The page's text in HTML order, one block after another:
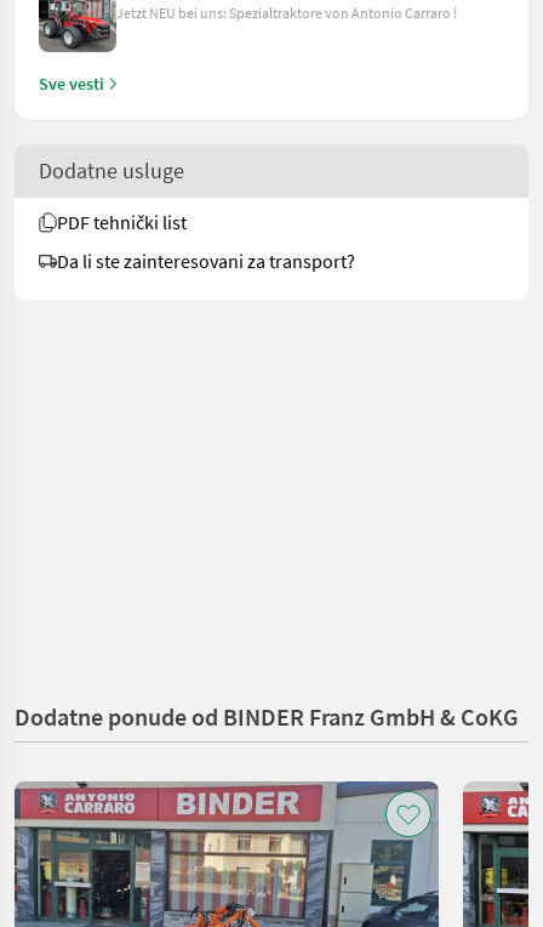
Jetzt NEU bei uns: Spezialtraktore von Antonio Carraro !
Sve vesti
Dodatne usluge
PDF tehnički list
Da li ste zainteresovani za transport?
Dodatne ponude od BINDER Franz GmbH & CoKG